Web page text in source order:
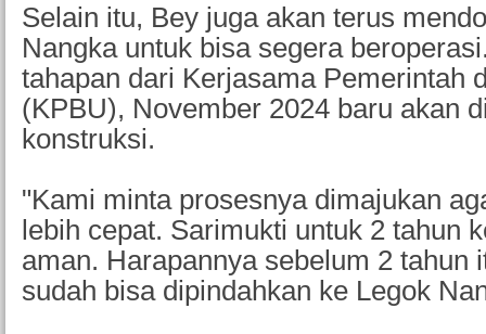
Selain itu, Bey juga akan terus
Nangka untuk bisa segera
tahapan dari Kerjasama Pemerintah
(KPBU), November 2024 baru akan
konstruksi.
"Kami minta prosesnya dimajukan
lebih cepat. Sarimukti untuk 2 tahun
aman. Harapannya sebelum 2 tahun
sudah bisa dipindahkan ke Legok